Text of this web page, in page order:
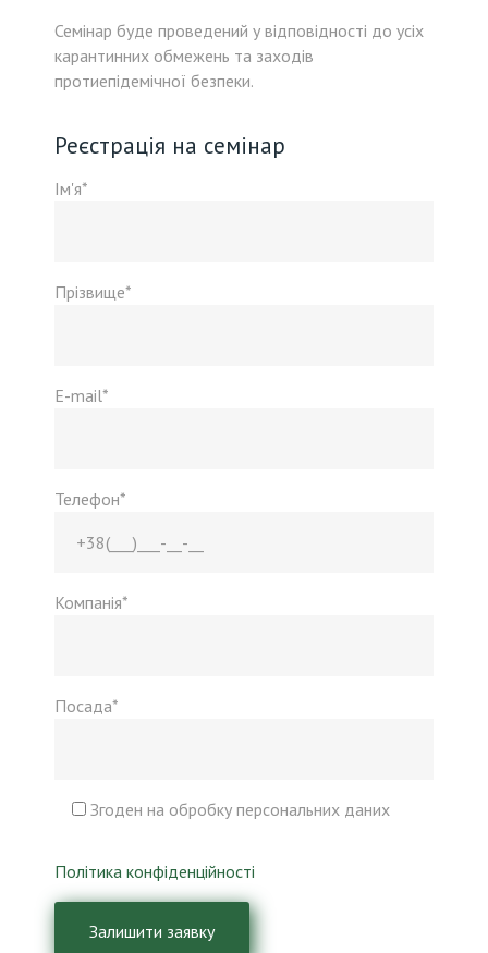
Семінар буде проведений у відповідності до усіх
карантинних обмежень та заходів
протиепідемічної безпеки.
Реєстрація на семінар
Ім'я*
Прізвище*
E-mail*
Телефон*
Компанія*
Посада*
Згоден на обробку персональних даних
Політика конфіденційності